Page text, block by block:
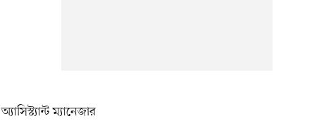
অ্যাসিস্ট্যান্ট ম্যানেজার